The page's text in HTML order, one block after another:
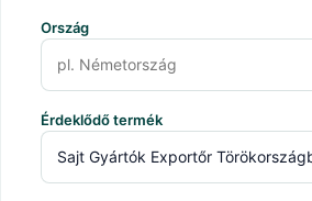
Ország
Érdeklődő termék